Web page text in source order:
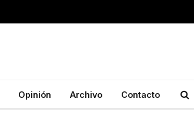
Opinión Archivo Contacto